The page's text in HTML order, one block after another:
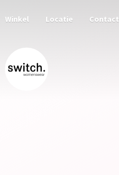
Winkel Locatie Contact